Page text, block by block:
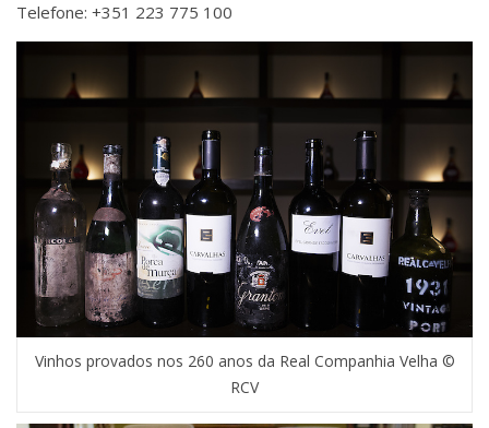
Telefone: +351 223 775 100
Vinhos provados nos 260 anos da Real Companhia Velha ©
RCV